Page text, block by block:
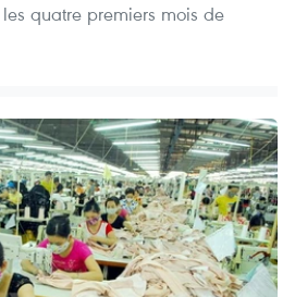
quatre premiers mois de